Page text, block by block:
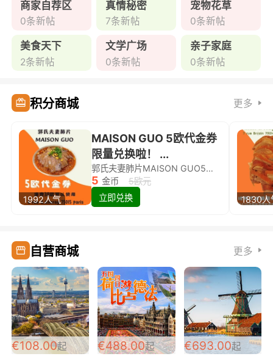
商家自荐区
0条新帖
真情秘密
7条新帖
宠物花草
0条新帖
美食天下
2条新帖
文学广场
0条新帖
亲子家庭
0条新帖
积分商城 更多
1992人气
MAISON GUO 5欧代金券
限量兑换啦！ ...
郭氏夫妻肺片MAISON GUO5欧代金券限量兑换啦！
5 金币
5欧元
立即兑换
1830人
自营商城 更多
€108.00起 €488.00起 €693.00起